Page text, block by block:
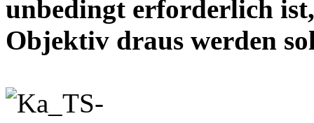
unbedingt erforderlich
Objektiv draus